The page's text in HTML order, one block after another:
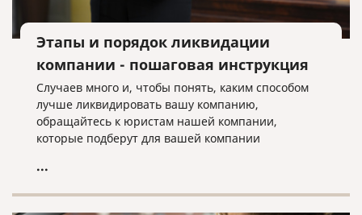
Этапы и порядок ликвидации
компании - пошаговая инструкция
Случаев много и, чтобы понять, каким способом
лучше ликвидировать вашу компанию,
обращайтесь к юристам нашей компании,
которые подберут для вашей компании
...